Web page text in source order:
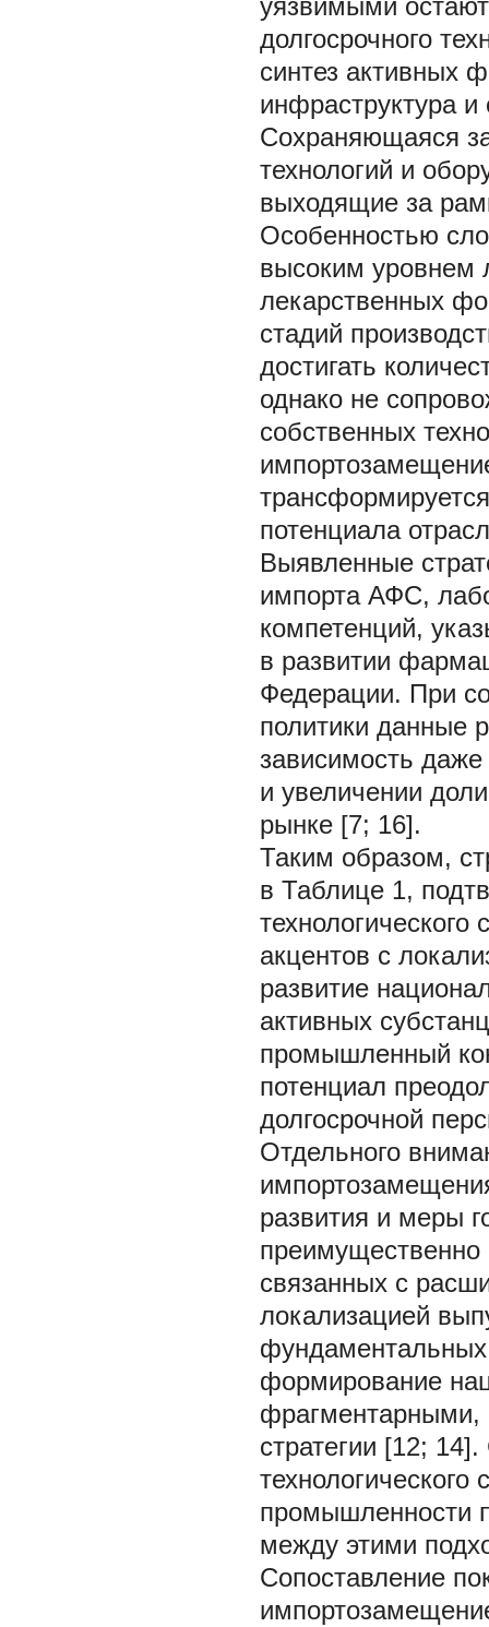
уязвимыми
долгосрочного
синтез активных
инфраструктура
Сохраняющаяся
технологий и
выходящие за
Особенностью
высоким уровнем
лекарственных
стадий
достигать
однако не
собственных
потенциала
Выявленные
импорта АФС,
компетенций,
в развитии
Федерации. При
политики данные
зависимость
и увеличении
рынке [7; 16].
Таким образом,
в Таблице 1,
акцентов с
развитие
активных
промышленный
потенциал
долгосрочной
Отдельного
развития и меры
преимущественно
связанных с
локализацией
формирование
фрагментарными,
стратегии [12;
промышленности
между этими
Сопоставление